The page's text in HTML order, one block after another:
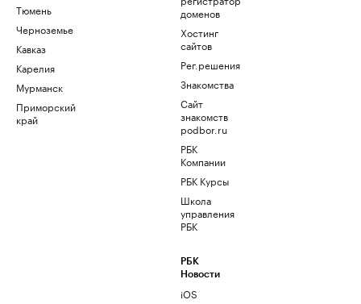
Тюмень
Черноземье
Кавказ
Карелия
Мурманск
Приморский
край
доменов
Хостинг
сайтов
Рег.решения
Знакомства
Сайт
знакомств
podbor.ru
РБК
Компании
РБК Курсы
Школа
управления
РБК
РБК
Новости
iOS